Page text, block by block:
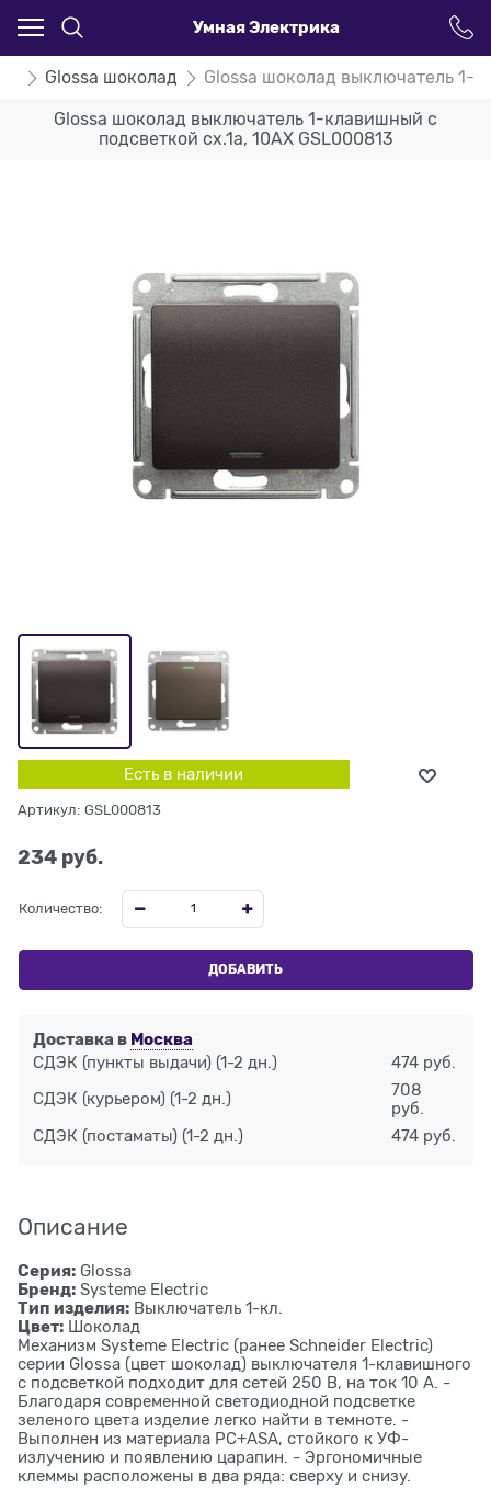
Умная Электрика
Glossa шоколад Glossa шоколад выключатель 1-
Glossa шоколад выключатель 1-клавишный с
подсветкой сх.1а, 10AX GSL000813
Есть в наличии
Артикул: GSL000813
234 руб.
Количество:
ДОБАВИТЬ
Доставка в Москва
СДЭК (пункты выдачи) (1-2 дн.) 474 руб.
СДЭК (курьером) (1-2 дн.)
708
руб.
СДЭК (постаматы) (1-2 дн.) 474 руб.
Описание
Серия: Glossa
Бренд: Systeme Electric
Тип изделия: Выключатель 1-кл.
Цвет: Шоколад
Механизм Systeme Electric (ранее Schneider Electric)
серии Glossa (цвет шоколад) выключателя 1-клавишного
с подсветкой подходит для сетей 250 В, на ток 10 А. -
Благодаря современной светодиодной подсветке
зеленого цвета изделие легко найти в темноте. -
Выполнен из материала PС+ASA, стойкого к УФ-
излучению и появлению царапин. - Эргономичные
клеммы расположены в два ряда: сверху и снизу.